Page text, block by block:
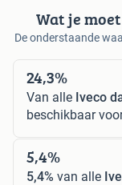
Wat je
De onderstaande
24,3%
Van alle Iveco
beschikbaar
5,4%
5,4% van alle